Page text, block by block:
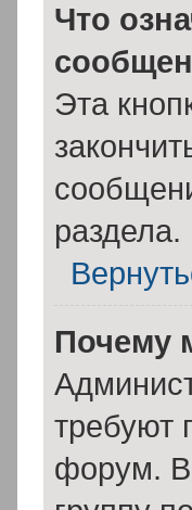
Что
Эта
раздела.
Почему
требуют
форум.